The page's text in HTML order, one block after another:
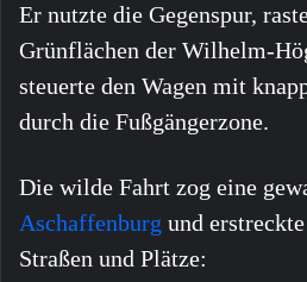
Er nutzte die Gegenspur,
Grünflächen der Wilhelm-
steuerte den Wagen mit
durch die Fußgängerzone.
Die wilde Fahrt zog eine
Aschaffenburg und
Straßen und Plätze: